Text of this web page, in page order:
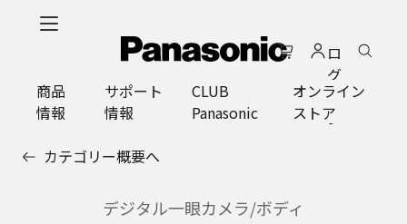
ロ
グ
イ
ン
商品
情報
サポート
情報
CLUB
Panasonic
オンライン
ストア
カテゴリー概要へ
デジタル一眼カメラ/ボディ